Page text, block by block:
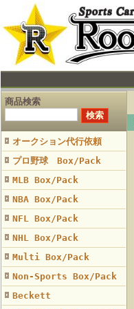
商品検索
オークション代行依頼
プロ野球 Box/Pack
MLB Box/Pack
NBA Box/Pack
NFL Box/Pack
NHL Box/Pack
Multi Box/Pack
Non-Sports Box/Pack
Beckett